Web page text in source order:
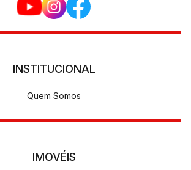
INSTITUCIONAL
Quem Somos
IMOVÉIS